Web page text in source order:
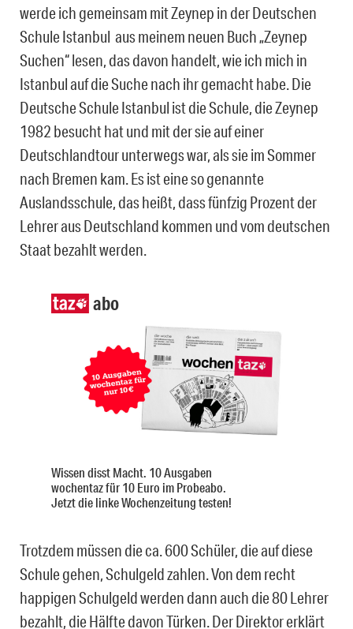
werde ich gemeinsam mit Zeynep in der Deutschen
Schule Istanbul aus meinem neuen Buch „Zeynep
Suchen“ lesen, das davon handelt, wie ich mich in
Istanbul auf die Suche nach ihr gemacht habe. Die
Deutsche Schule Istanbul ist die Schule, die Zeynep
1982 besucht hat und mit der sie auf einer
Deutschlandtour unterwegs war, als sie im Sommer
nach Bremen kam. Es ist eine so genannte
Auslandsschule, das heißt, dass fünfzig Prozent der
Lehrer aus Deutschland kommen und vom deutschen
Staat bezahlt werden.
abo
Wissen disst Macht. 10 Ausgaben
wochentaz für 10 Euro im Probeabo.
Jetzt die linke Wochenzeitung testen!
Trotzdem müssen die ca. 600 Schüler, die auf diese
Schule gehen, Schulgeld zahlen. Von dem recht
happigen Schulgeld werden dann auch die 80 Lehrer
bezahlt, die Hälfte davon Türken. Der Direktor erklärt